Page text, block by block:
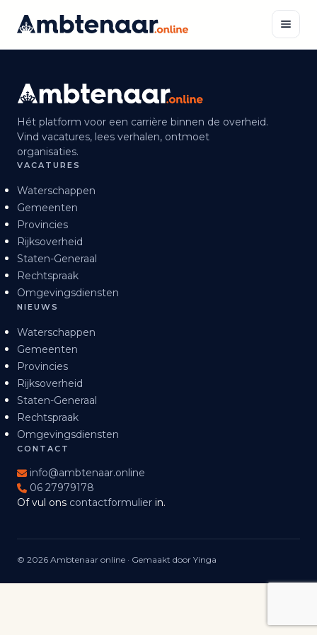
inhoud
Hét platform voor een carrière binnen de overheid.
Vind vacatures, lees verhalen, ontmoet
organisaties.
VACATURES
Waterschappen
Gemeenten
Provincies
Rijksoverheid
Staten-Generaal
Rechtspraak
Omgevingsdiensten
NIEUWS
Waterschappen
Gemeenten
Provincies
Rijksoverheid
Staten-Generaal
Rechtspraak
Omgevingsdiensten
CONTACT
info@ambtenaar.online
06 27979178
Of vul ons contactformulier in.
© 2026 Ambtenaar online · Gemaakt door Yinga